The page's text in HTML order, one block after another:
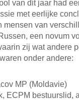
van dit jaar had
met eerlijke
mensen van
een novum
zij wat andere
onder andere:
MP (Moldavie)
ECPM bestuurslid,